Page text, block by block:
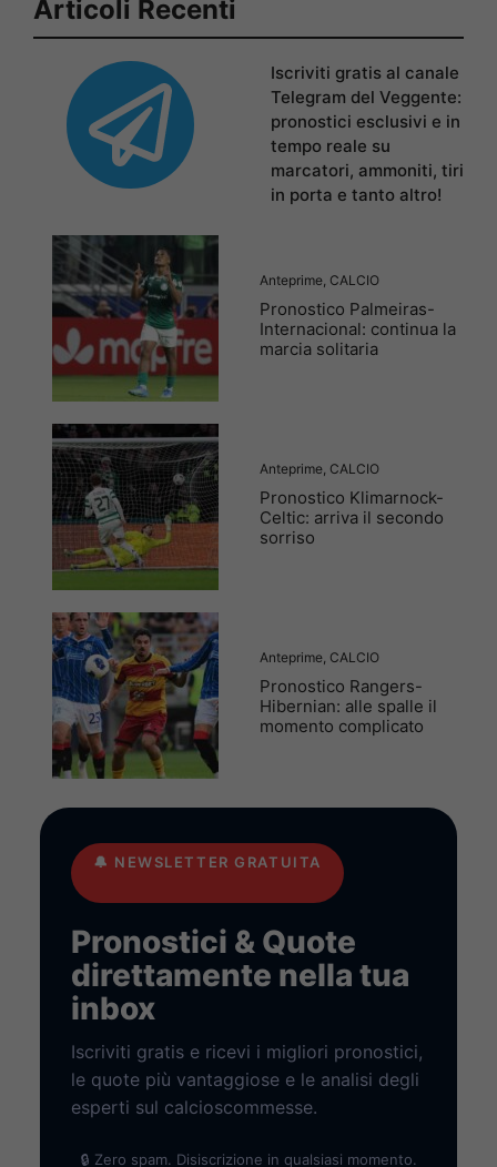
Articoli Recenti
Iscriviti gratis al canale
Telegram del Veggente:
pronostici esclusivi e in
tempo reale su
marcatori, ammoniti, tiri
in porta e tanto altro!
Anteprime, CALCIO
Pronostico Palmeiras-
Internacional: continua la
marcia solitaria
Anteprime, CALCIO
Pronostico Klimarnock-
Celtic: arriva il secondo
sorriso
Anteprime, CALCIO
Pronostico Rangers-
Hibernian: alle spalle il
momento complicato
🔔 NEWSLETTER GRATUITA
Pronostici & Quote
direttamente nella tua
inbox
Iscriviti gratis e ricevi i migliori pronostici,
le quote più vantaggiose e le analisi degli
esperti sul calcioscommesse.
🔒 Zero spam. Disiscrizione in qualsiasi momento.